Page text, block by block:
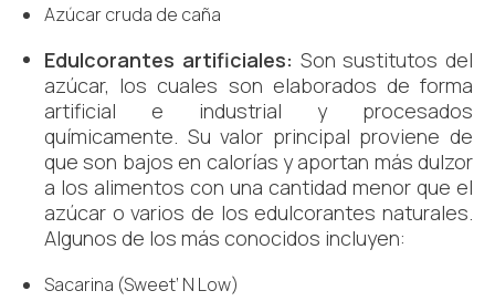
Azúcar cruda de caña
Edulcorantes artificiales: Son sustitutos del
azúcar, los cuales son elaborados de forma
artificial e industrial y procesados
químicamente. Su valor principal proviene de
que son bajos en calorías y aportan más dulzor
a los alimentos con una cantidad menor que el
azúcar o varios de los edulcorantes naturales.
Algunos de los más conocidos incluyen:
Sacarina (Sweet’ N Low)